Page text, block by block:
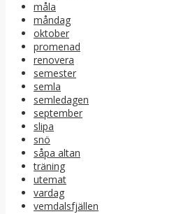
måla
måndag
oktober
promenad
renovera
semester
semla
semledagen
september
slipa
snö
såpa altan
träning
utemat
vardag
vemdalsfjällen